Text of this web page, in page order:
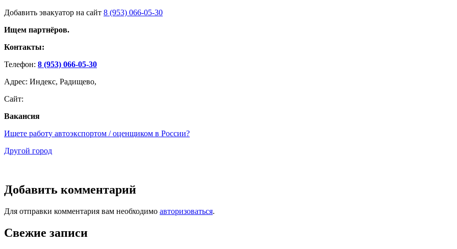
Добавить эвакуатор на сайт 8 (953) 066-05-30
Ищем партнёров.
Контакты:
Телефон: 8 (953) 066-05-30
Адрес: Индекс, Радищево,
Сайт:
Вакансия
Ищете работу автоэкспортом / оценщиком в России?
Другой город
Добавить комментарий
Для отправки комментария вам необходимо авторизоваться.
Свежие записи